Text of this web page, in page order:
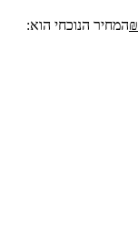
₪המחיר הנוכחי הוא: